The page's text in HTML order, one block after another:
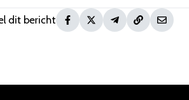
dit bericht